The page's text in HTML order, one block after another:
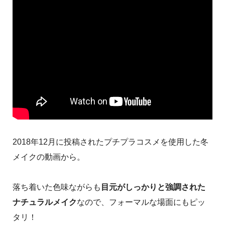
2018年12月に投稿されたプチプラコスメを使用した冬
メイクの動画から。
落ち着いた色味ながらも 目元がしっかりと強調された
ナチュラルメイクなので、フォーマルな場面にもピッ
タリ！